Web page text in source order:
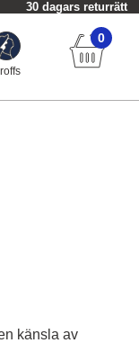
Alltid fri frakt från 749 kr.
0
känsla av